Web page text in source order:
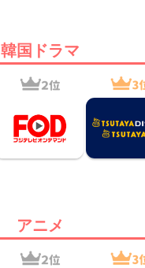
韓国ドラマ
アニメ